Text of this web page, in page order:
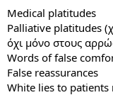
Medical platitudes
Palliative platitudes
όχι μόνο στους
Words of false
False reassurances
White lies to patients